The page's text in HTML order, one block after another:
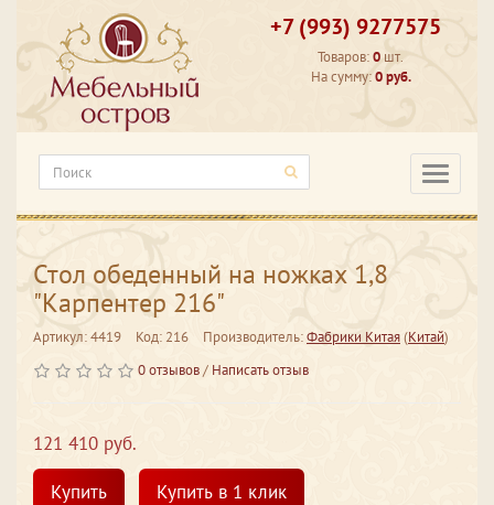
+7 (993) 9277575
Товаров:0 шт.
На сумму:0 руб.
Стол обеденный на ножках 1,8
"Карпентер 216"
Артикул: 4419 Код: 216 Производитель:Фабрики Китая(Китай)
0 отзывов/ Написать отзыв
121 410 руб.
Купить
Купить в 1 клик